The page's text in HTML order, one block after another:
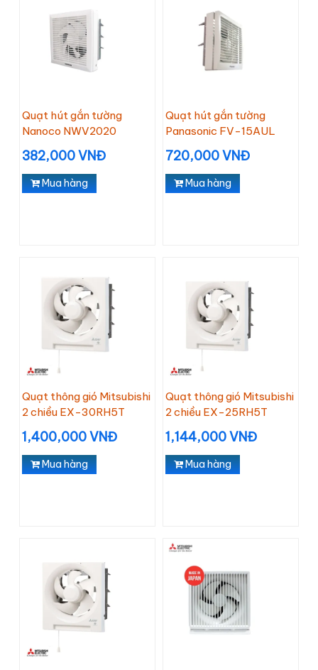
Quạt hút gắn tường
Nanoco NWV2020
382,000 VNĐ
Mua hàng
Quạt hút gắn tường
Panasonic FV-15AUL
720,000 VNĐ
Mua hàng
Quạt thông gió Mitsubishi
2 chiều EX-30RH5T
1,400,000 VNĐ
Mua hàng
Quạt thông gió Mitsubishi
2 chiều EX-25RH5T
1,144,000 VNĐ
Mua hàng